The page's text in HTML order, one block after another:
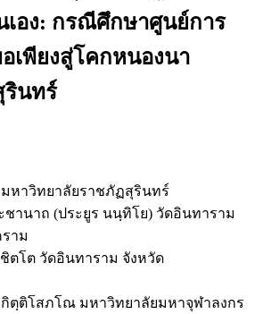
เอง: กรณีศึกษาศูนย์การ
เพียงสู่โคกหนองนา
รินทร์
มหาวิทยาลัยราชภัฏสุรินทร์
านาถ (ประยูร นนฺทิโย) วัดอินทาราม
าม
ตโต วัดอินทาราม จังหวัด
ตฺติโสภโณ มหาวิทยาลัยมหาจุฬาลงกร